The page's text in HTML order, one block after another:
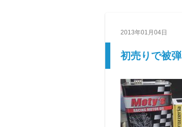
2013年01月04日
初売りで被弾